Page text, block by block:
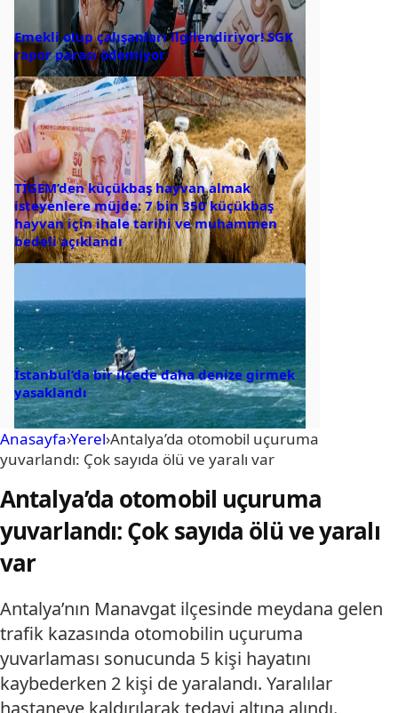
Emekli olup çalışanları ilgilendiriyor! SGK
rapor parası ödemiyor
TİGEM’den küçükbaş hayvan almak
isteyenlere müjde: 7 bin 350 küçükbaş
hayvan için ihale tarihi ve muhammen
bedeli açıklandı
İstanbul’da bir ilçede daha denize girmek
yasaklandı
Anasayfa›Yerel›Antalya’da otomobil uçuruma
yuvarlandı: Çok sayıda ölü ve yaralı var
Antalya’da otomobil uçuruma
yuvarlandı: Çok sayıda ölü ve yaralı
var
Antalya’nın Manavgat ilçesinde meydana gelen
trafik kazasında otomobilin uçuruma
yuvarlaması sonucunda 5 kişi hayatını
kaybederken 2 kişi de yaralandı. Yaralılar
hastaneye kaldırılarak tedavi altına alındı.